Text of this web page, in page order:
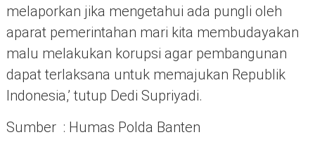
melaporkan jika mengetahui ada pungli oleh
aparat pemerintahan mari kita membudayakan
malu melakukan korupsi agar pembangunan
dapat terlaksana untuk memajukan Republik
Indonesia,’ tutup Dedi Supriyadi.
Sumber : Humas Polda Banten